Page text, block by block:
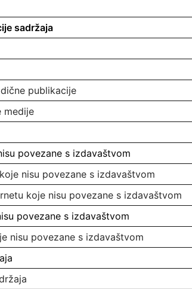
sadržaja
publikacije
medije
povezane s izdavaštvom
nisu povezane s izdavaštvom
koje nisu povezane s izdavaštvom
povezane s izdavaštvom
nisu povezane s izdavaštvom